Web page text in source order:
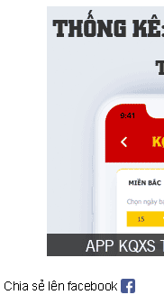
tháng 8).
(ngày 4 tháng 10 và
Trung Quốc phá bỏ
Nam Phi thông qua